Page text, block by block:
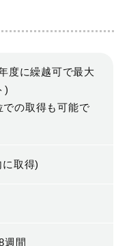
度に繰越可で最大
)
の取得も可能で
取得)
週間